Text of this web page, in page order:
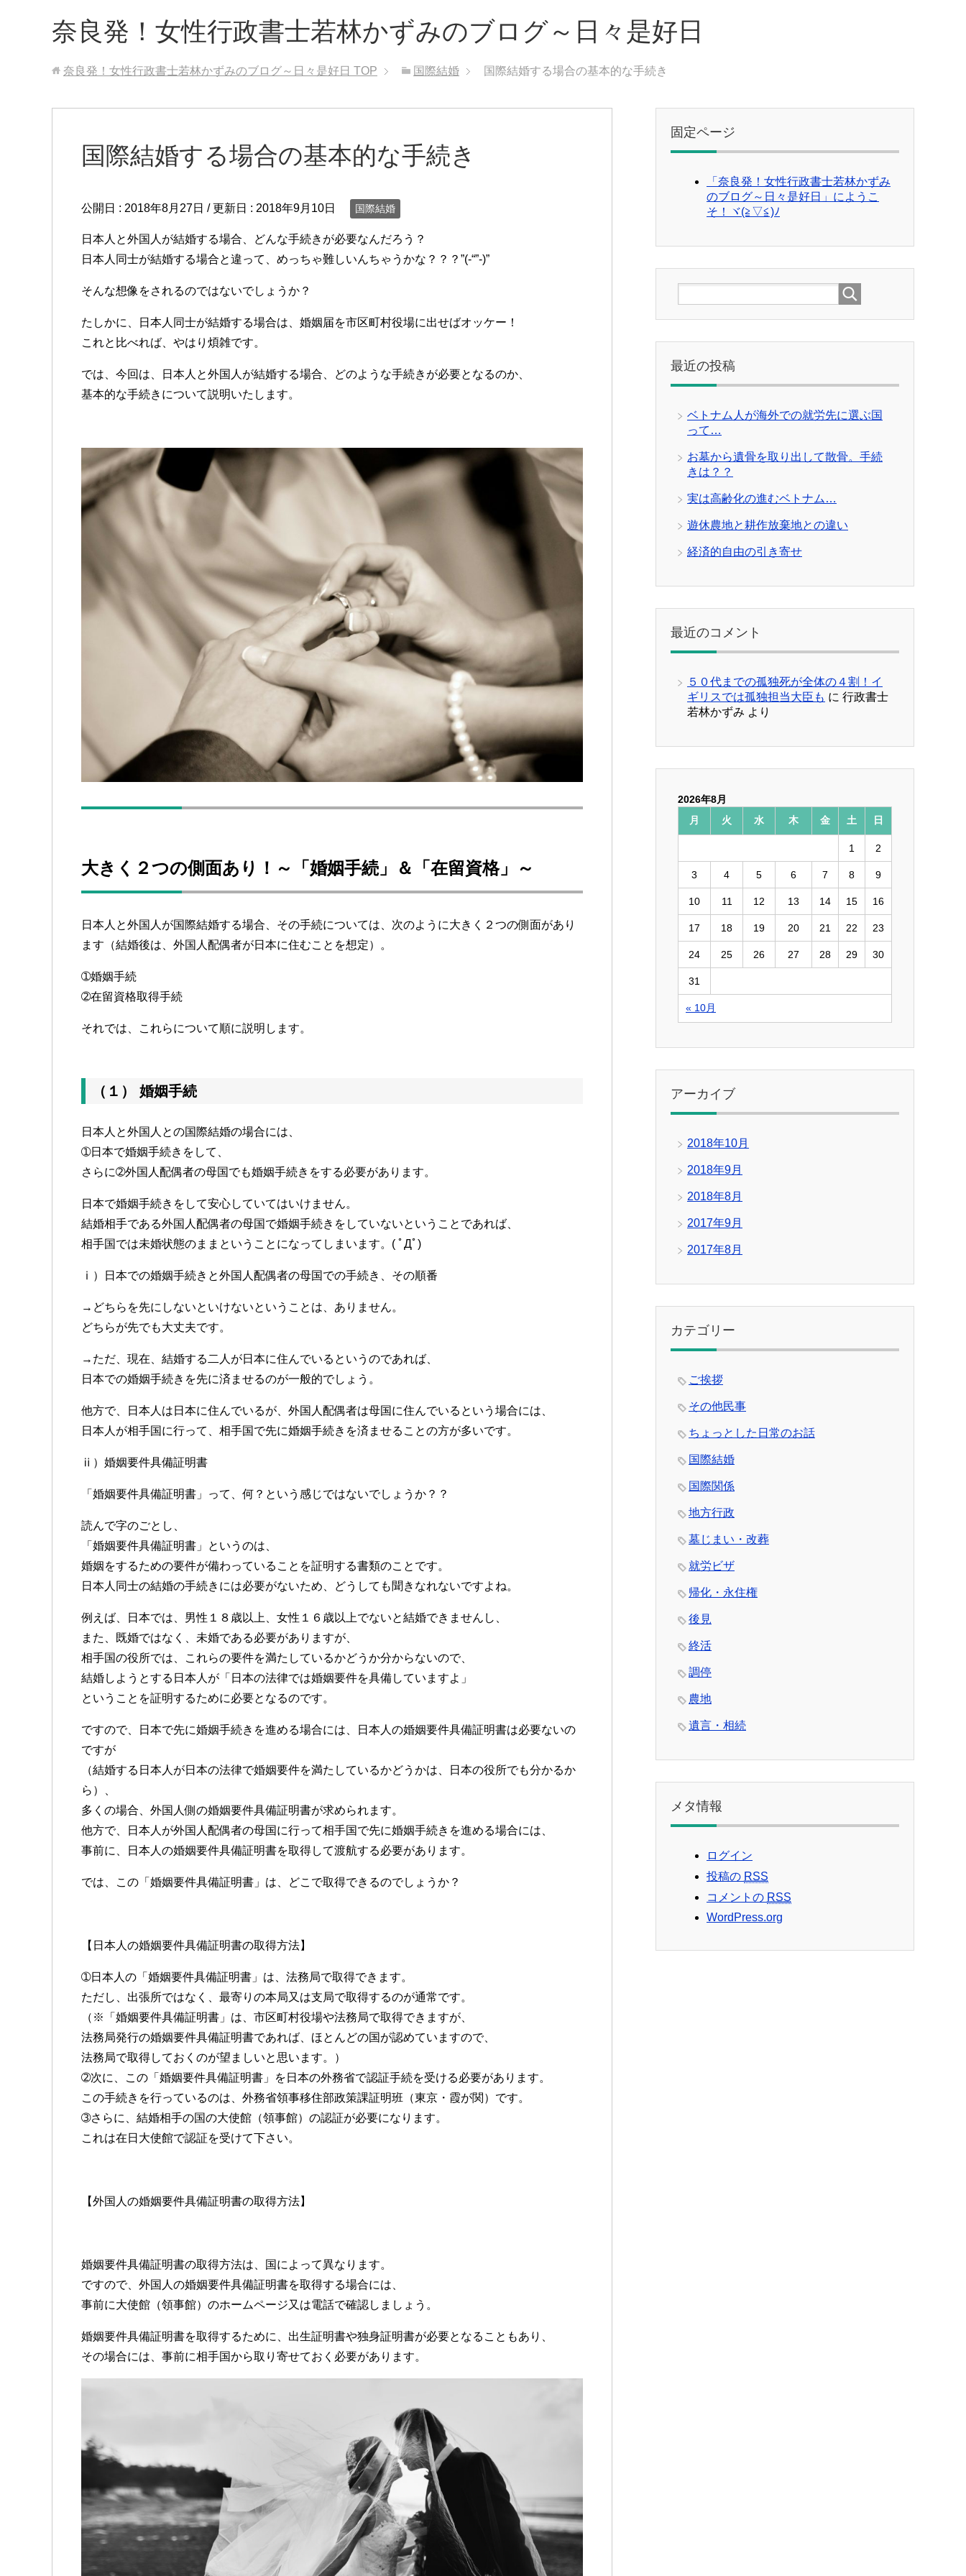
奈良発！女性行政書士若林かずみのブログ～日々是好日
奈良発！女性行政書士若林かずみのブログ～日々是好日 TOP 国際結婚 国際結婚する場合の基本的な手続き
国際結婚する場合の基本的な手続き
公開日 : 2018年8月27日 / 更新日 : 2018年9月10日 国際結婚
日本人と外国人が結婚する場合、どんな手続きが必要なんだろう？
日本人同士が結婚する場合と違って、めっちゃ難しいんちゃうかな？？？”(-“”-)”
そんな想像をされるのではないでしょうか？
たしかに、日本人同士が結婚する場合は、婚姻届を市区町村役場に出せばオッケー！
これと比べれば、やはり煩雑です。
では、今回は、日本人と外国人が結婚する場合、どのような手続きが必要となるのか、
基本的な手続きについて説明いたします。
大きく２つの側面あり！～「婚姻手続」＆「在留資格」～
日本人と外国人が国際結婚する場合、その手続については、次のように大きく２つの側面があり
ます（結婚後は、外国人配偶者が日本に住むことを想定）。
➀婚姻手続
➁在留資格取得手続
それでは、これらについて順に説明します。
（１） 婚姻手続
日本人と外国人との国際結婚の場合には、
➀日本で婚姻手続きをして、
さらに➁外国人配偶者の母国でも婚姻手続きをする必要があります。
日本で婚姻手続きをして安心していてはいけません。
結婚相手である外国人配偶者の母国で婚姻手続きをしていないということであれば、
相手国では未婚状態のままということになってしまいます。( ﾟДﾟ)
ⅰ）日本での婚姻手続きと外国人配偶者の母国での手続き、その順番
→どちらを先にしないといけないということは、ありません。
どちらが先でも大丈夫です。
→ただ、現在、結婚する二人が日本に住んでいるというのであれば、
日本での婚姻手続きを先に済ませるのが一般的でしょう。
他方で、日本人は日本に住んでいるが、外国人配偶者は母国に住んでいるという場合には、
日本人が相手国に行って、相手国で先に婚姻手続きを済ませることの方が多いです。
ⅱ）婚姻要件具備証明書
「婚姻要件具備証明書」って、何？という感じではないでしょうか？？
読んで字のごとし、
「婚姻要件具備証明書」というのは、
婚姻をするための要件が備わっていることを証明する書類のことです。
日本人同士の結婚の手続きには必要がないため、どうしても聞きなれないですよね。
例えば、日本では、男性１８歳以上、女性１６歳以上でないと結婚できませんし、
また、既婚ではなく、未婚である必要がありますが、
相手国の役所では、これらの要件を満たしているかどうか分からないので、
結婚しようとする日本人が「日本の法律では婚姻要件を具備していますよ」
ということを証明するために必要となるのです。
ですので、日本で先に婚姻手続きを進める場合には、日本人の婚姻要件具備証明書は必要ないの
ですが
（結婚する日本人が日本の法律で婚姻要件を満たしているかどうかは、日本の役所でも分かるか
ら）、
多くの場合、外国人側の婚姻要件具備証明書が求められます。
他方で、日本人が外国人配偶者の母国に行って相手国で先に婚姻手続きを進める場合には、
事前に、日本人の婚姻要件具備証明書を取得して渡航する必要があります。
では、この「婚姻要件具備証明書」は、どこで取得できるのでしょうか？
【日本人の婚姻要件具備証明書の取得方法】
➀日本人の「婚姻要件具備証明書」は、法務局で取得できます。
ただし、出張所ではなく、最寄りの本局又は支局で取得するのが通常です。
（※「婚姻要件具備証明書」は、市区町村役場や法務局で取得できますが、
法務局発行の婚姻要件具備証明書であれば、ほとんどの国が認めていますので、
法務局で取得しておくのが望ましいと思います。）
➁次に、この「婚姻要件具備証明書」を日本の外務省で認証手続を受ける必要があります。
この手続きを行っているのは、外務省領事移住部政策課証明班（東京・霞が関）です。
➂さらに、結婚相手の国の大使館（領事館）の認証が必要になります。
これは在日大使館で認証を受けて下さい。
【外国人の婚姻要件具備証明書の取得方法】
婚姻要件具備証明書の取得方法は、国によって異なります。
ですので、外国人の婚姻要件具備証明書を取得する場合には、
事前に大使館（領事館）のホームページ又は電話で確認しましょう。
婚姻要件具備証明書を取得するために、出生証明書や独身証明書が必要となることもあり、
その場合には、事前に相手国から取り寄せておく必要があります。
固定ページ
「奈良発！女性行政書士若林かずみ
のブログ～日々是好日」にようこ
そ！ヾ(≧▽≦)ﾉ
最近の投稿
ベトナム人が海外での就労先に選ぶ国
って…
お墓から遺骨を取り出して散骨。手続
きは？？
実は高齢化の進むベトナム…
遊休農地と耕作放棄地との違い
経済的自由の引き寄せ
最近のコメント
５０代までの孤独死が全体の４割！イ
ギリスでは孤独担当大臣も に 行政書士
若林かずみ より
2026年8月
月
火 水 木 金 土 日
« 10月
1 2
3 4 5 6 7 8 9
10 11 12 13 14 15 16
17 18 19 20 21 22 23
24 25 26 27 28 29 30
31
アーカイブ
2018年10月
2018年9月
2018年8月
2017年9月
2017年8月
カテゴリー
ご挨拶
その他民事
ちょっとした日常のお話
国際結婚
国際関係
地方行政
墓じまい・改葬
就労ビザ
帰化・永住権
後見
終活
調停
農地
遺言・相続
メタ情報
ログイン
投稿の RSS
コメントの RSS
WordPress.org